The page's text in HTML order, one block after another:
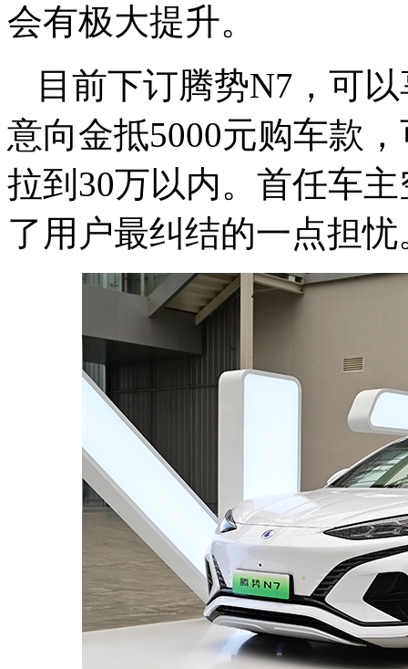
会有极大提升。
目前下订腾势N7，可
意向金抵5000元购车款
拉到30万以内。首任车
了用户最纠结的一点担忧